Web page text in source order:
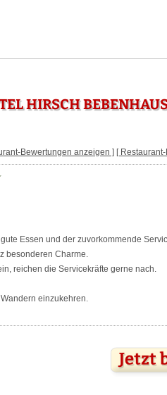
HIRSCH
Bewertungen anzeigen ] [
Essen und der zuvorkommende
besonderen Charme.
reichen die Servicekräfte gerne nach.
einzukehren.